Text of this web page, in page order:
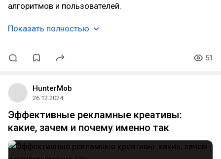
алгоритмов и пользователей.
Показать полностью
51
HunterMob
26.12.2024
Эффективные рекламные креативы:
какие, зачем и почему именно так